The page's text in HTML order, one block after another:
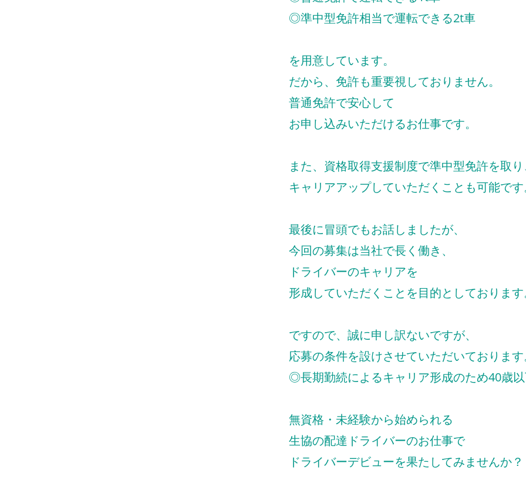
◎準中型免許相当で運転できる2t車
を用意しています。
だから、免許も重要視しておりません。
普通免許で安心して
お申し込みいただけるお仕事です。
また、資格取得支援制度で準中型免許を取
キャリアアップしていただくことも可能で
最後に冒頭でもお話しましたが、
今回の募集は当社で長く働き、
ドライバーのキャリアを
形成していただくことを目的としておりま
ですので、誠に申し訳ないですが、
応募の条件を設けさせていただいておりま
◎長期勤続によるキャリア形成のため40歳
無資格・未経験から始められる
生協の配達ドライバーのお仕事で
ドライバーデビューを果たしてみませんか？